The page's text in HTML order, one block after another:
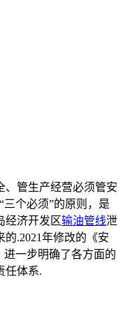
、管生产经营必须管安
个必须”的原则，是
经济开发区输油管线泄
.2021年修改的《安
进一步明确了各方面的
任体系.